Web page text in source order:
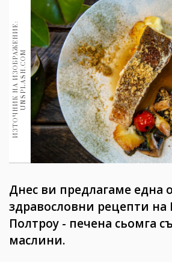
Книги 1188
30+ 1970
Гурме 1710
Пътувай
237
Здраве 389
Gentlemen
382
Wellness
1817
И
З
Т
О
Ч
Н
И
К
Н
А
И
З
О
Б
Р
А
Ж
Е
Н
И
Е
:
U
N
S
P
L
A
S
H
.
C
OM
Днес ви предлагаме една
здравословни рецепти на
Полтроу - печена сьомга
маслини.